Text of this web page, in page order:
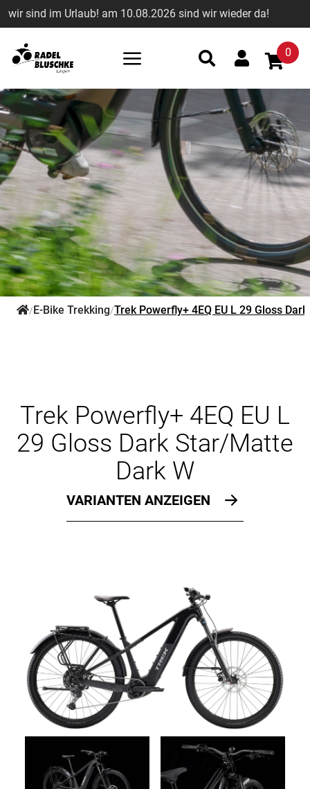
wir sind im Urlaub! am 10.08.2026 sind wir wieder da!
0
/E-Bike Trekking/Trek Powerfly+ 4EQ EU L 29 Gloss
Trek Powerfly+ 4EQ EU L
29 Gloss Dark Star/Matte
Dark W
VARIANTEN ANZEIGEN